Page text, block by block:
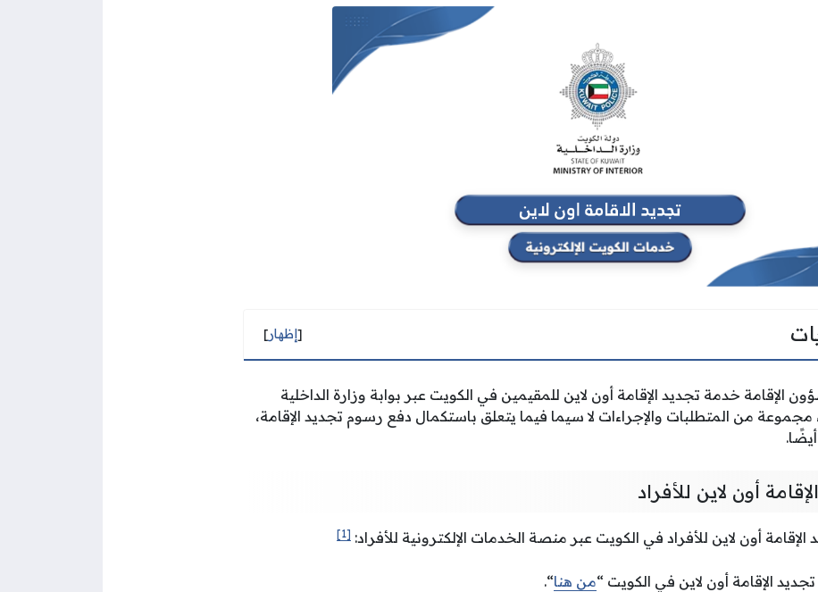
[إظهار]
الإقامة خدمة تجديد الإقامة أون لاين للمقيمين في الكويت عبر بوابة وزارة الداخلية
مجموعة من المتطلبات والإجراءات لا سيما فيما يتعلق باستكمال دفع رسوم تجديد الإقامة،
أيضًا.
أون لاين للأفراد
أون لاين للأفراد في الكويت عبر منصة الخدمات الإلكترونية للأفراد: [1]
الإقامة أون لاين في الكويت “من هنا“.